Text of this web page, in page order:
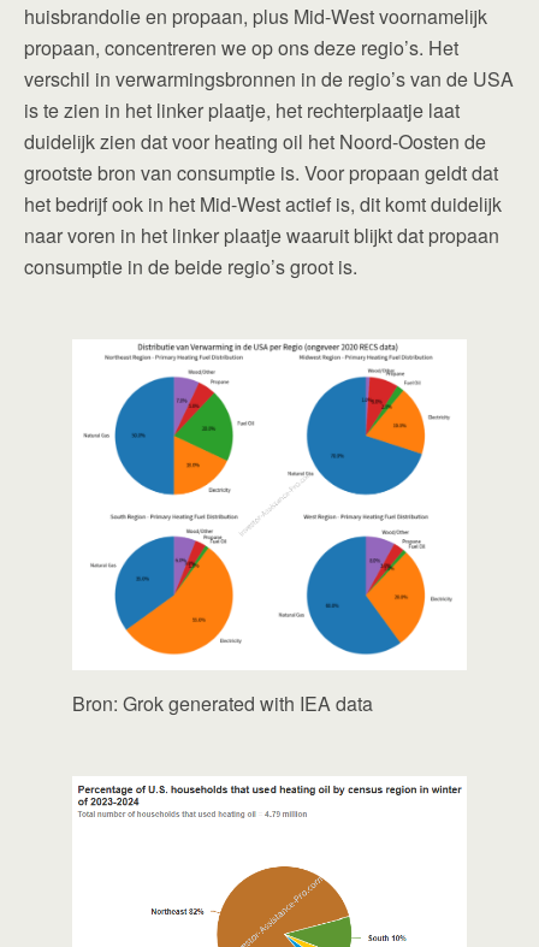
huisbrandolie en propaan, plus Mid-West voornamelijk
propaan, concentreren we op ons deze regio’s. Het
verschil in verwarmingsbronnen in de regio’s van de USA
is te zien in het linker plaatje, het rechterplaatje laat
duidelijk zien dat voor heating oil het Noord-Oosten de
grootste bron van consumptie is. Voor propaan geldt dat
het bedrijf ook in het Mid-West actief is, dit komt duidelijk
naar voren in het linker plaatje waaruit blijkt dat propaan
consumptie in de beide regio’s groot is.
Bron: Grok generated with IEA data